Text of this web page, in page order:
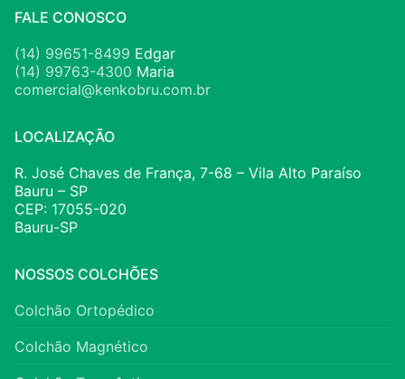
FALE CONOSCO
(14) 99651-8499 Edgar
(14) 99763-4300 Maria
comercial@kenkobru.com.br
LOCALIZAÇÃO
R. José Chaves de França, 7-68 – Vila Alto Paraíso
Bauru – SP
CEP: 17055-020
Bauru-SP
NOSSOS COLCHÕES
Colchão Ortopédico
Colchão Magnético